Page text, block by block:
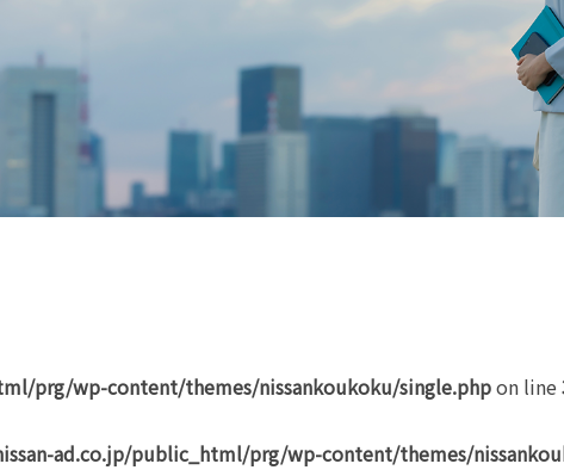
prg/wp-content/themes/nissankoukoku/single.phpon line
ad.co.jp/public_html/prg/wp-content/themes/